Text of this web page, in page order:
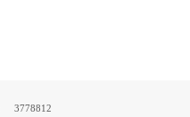
3778812